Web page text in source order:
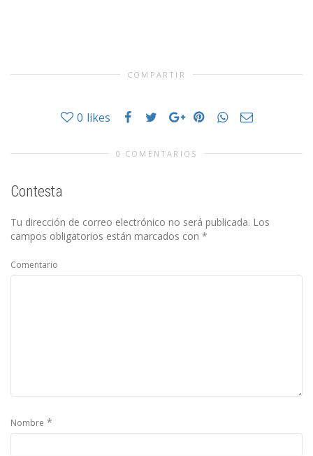
COMPARTIR
0 likes
0 COMENTARIOS
Contesta
Tu dirección de correo electrónico no será publicada. Los
campos obligatorios están marcados con *
Comentario
Nombre *